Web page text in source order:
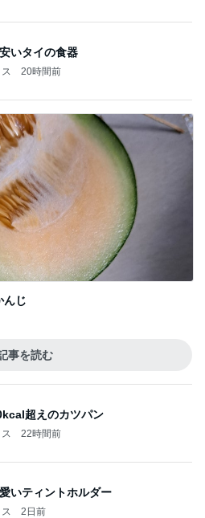
いタイの食器
20時間前
んじ
事を読む
超えのカツパン
22時間前
いティントホルダー
2日前